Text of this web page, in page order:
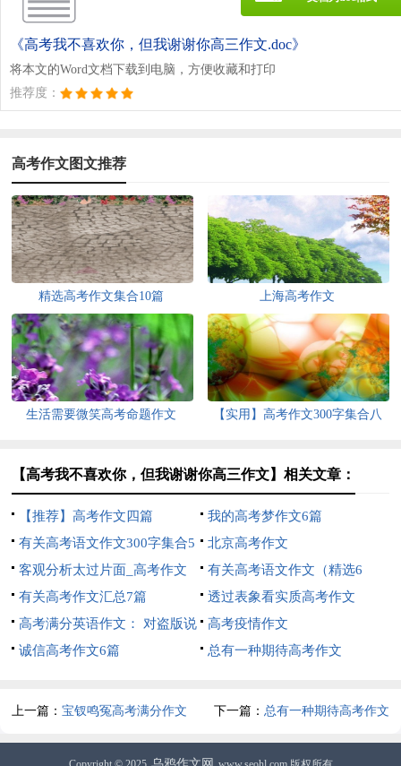
《高考我不喜欢你，但我谢谢你高三作文.doc》
将本文的Word文档下载到电脑，方便收藏和打印
推荐度：
高考作文图文推荐
精选高考作文集合10篇 上海高考作文
生活需要微笑高考命题作文
【实用】高考作文300字集合八
【高考我不喜欢你，但我谢谢你高三作文】相关文章：
【推荐】高考作文四篇
我的高考梦作文6篇
有关高考语文作文300字集合5
篇
北京高考作文
客观分析太过片面_高考作文
有关高考语文作文（精选6
篇）
有关高考作文汇总7篇
透过表象看实质高考作文
高考满分英语作文： 对盗版说
不
高考疫情作文
诚信高考作文6篇
总有一种期待高考作文
上一篇：宝钗鸣冤高考满分作文 下一篇： 总有一种期待高考作文